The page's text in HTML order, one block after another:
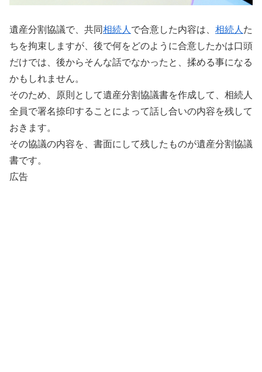
遺産分割協議で、共同相続人 で合意した内容は、 相続人 た
ちを拘束しますが、後で何をどのように合意したかは口頭
だけでは、後からそんな話でなかったと、揉める事になる
かもしれません。
そのため、原則として遺産分割協議書を作成して、相続人
全員で署名捺印することによって話し合いの内容を残して
おきます。
その協議の内容を、書面にして残したものが遺産分割協議
書です。
広告